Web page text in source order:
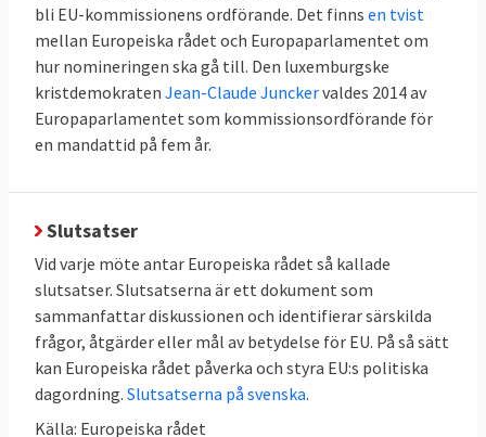
bli EU-kommissionens ordförande. Det finns en tvist
mellan Europeiska rådet och Europaparlamentet om
hur nomineringen ska gå till. Den luxemburgske
kristdemokraten Jean-Claude Junckervaldes 2014 av
Europaparlamentet som kommissionsordförande för
en mandattid på fem år.
Slutsatser
Vid varje möte antar Europeiska rådet så kallade
slutsatser. Slutsatserna är ett dokument som
sammanfattar diskussionen och identifierar särskilda
frågor, åtgärder eller mål av betydelse för EU. På så sätt
kan Europeiska rådet påverka och styra EU:s politiska
dagordning. Slutsatserna på svenska.
Källa: Europeiska rådet